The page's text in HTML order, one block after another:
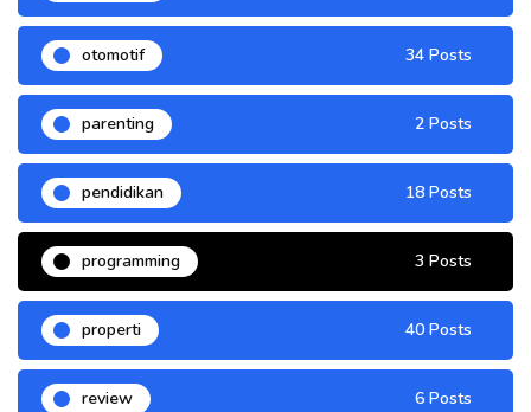
otomotif 34 Posts
parenting 2 Posts
pendidikan 18 Posts
programming 3 Posts
properti 40 Posts
review 6 Posts